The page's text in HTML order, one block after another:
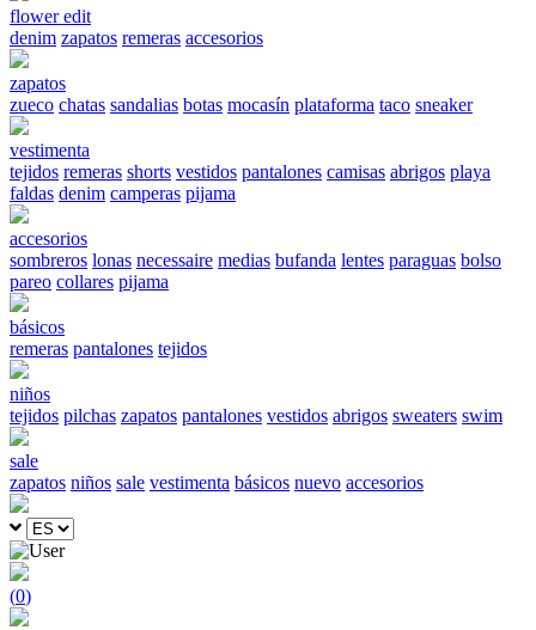
flower edit
denim zapatos remeras accesorios
zapatos
zueco chatas sandalias botas mocasín plataforma taco sneaker
vestimenta
tejidos remeras shorts vestidos pantalones camisas abrigos playa
faldas denim camperas pijama
accesorios
sombreros lonas necessaire medias bufanda lentes paraguas bolso
pareo collares pijama
básicos
remeras pantalones tejidos
niños
tejidos pilchas zapatos pantalones vestidos abrigos sweaters swim
sale
zapatos niños sale vestimenta básicos nuevo accesorios
(0)